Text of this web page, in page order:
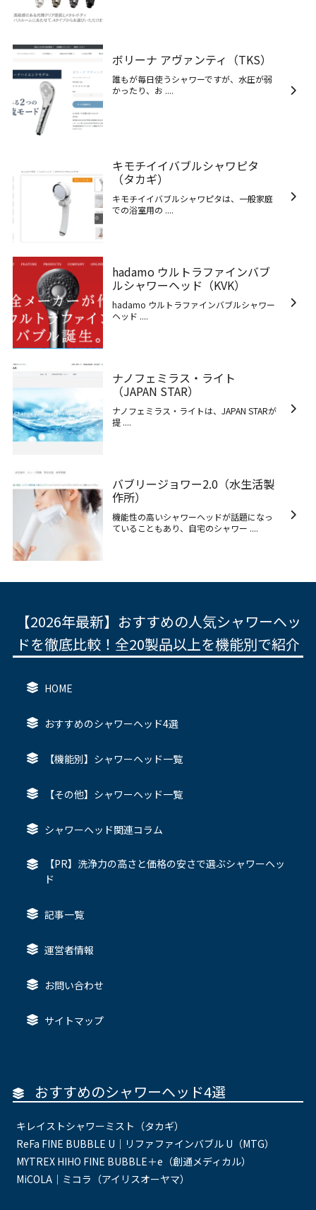
ボリーナ アヴァンティ（TKS）
誰もが毎日使うシャワーですが、水圧が弱
かったり、お ....
キモチイイバブルシャワピタ
（タカギ）
キモチイイバブルシャワピタは、一般家庭
での浴室用の ....
hadamo ウルトラファインバブ
ルシャワーヘッド（KVK）
hadamo ウルトラファインバブルシャワー
ヘッド ....
ナノフェミラス・ライト
（JAPAN STAR）
ナノフェミラス・ライトは、JAPAN STARが
提 ....
バブリージョワー2.0（水生活製
作所）
機能性の高いシャワーヘッドが話題になっ
ていることもあり、自宅のシャワー ....
【2026年最新】おすすめの人気シャワーヘッ
ドを徹底比較！全20製品以上を機能別で紹介
HOME
おすすめのシャワーヘッド4選
【機能別】シャワーヘッド一覧
【その他】シャワーヘッド一覧
シャワーヘッド関連コラム
【PR】洗浄力の高さと価格の安さで選ぶシャワーヘッ
ド
記事一覧
運営者情報
お問い合わせ
サイトマップ
おすすめのシャワーヘッド4選
キレイストシャワーミスト（タカギ）
ReFa FINE BUBBLE U｜リファファインバブル U（MTG）
MYTREX HIHO FINE BUBBLE＋e（創通メディカル）
MiCOLA｜ミコラ（アイリスオーヤマ）